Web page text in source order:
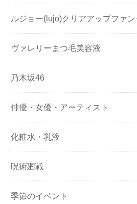
ルジョー(lujo)クリアアップファ
ヴァレリーまつ毛美容液
乃木坂46
俳優・女優・アーティスト
化粧水・乳液
呪術廻戦
季節のイベント